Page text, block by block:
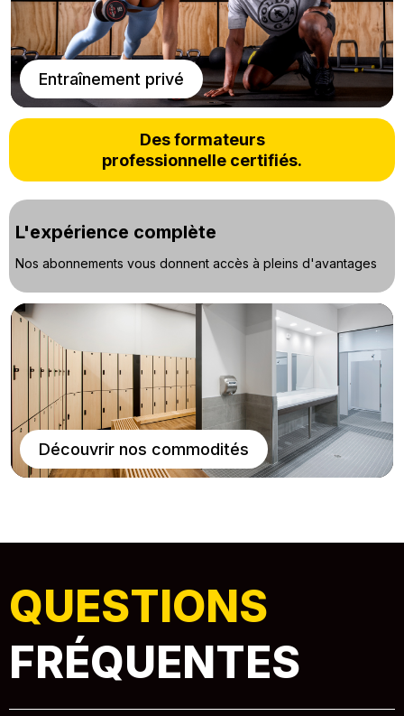
Entraînement privé
Des formateurs
professionnelle certifiés.
L'expérience complète
Nos abonnements vous donnent accès à pleins d'avantages
Découvrir nos commodités
QUESTIONS
FRÉQUENTES